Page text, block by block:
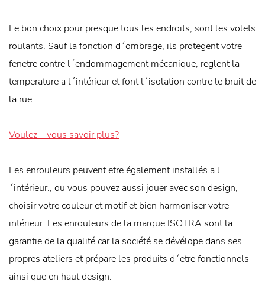
Le bon choix pour presque tous les endroits, sont les volets
roulants. Sauf la fonction d´ombrage, ils protegent votre
fenetre contre l´endommagement mécanique, reglent la
temperature a l´intérieur et font l´isolation contre le bruit de
la rue.
Voulez – vous savoir plus?
Les enrouleurs peuvent etre également installés a l
´intérieur., ou vous pouvez aussi jouer avec son design,
choisir votre couleur et motif et bien harmoniser votre
intérieur. Les enrouleurs de la marque ISOTRA sont la
garantie de la qualité car la société se dévélope dans ses
propres ateliers et prépare les produits d´etre fonctionnels
ainsi que en haut design.